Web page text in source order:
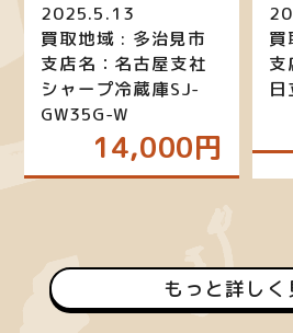
2025.5.13
買取地域 : 多治見市
支店名：名古屋支社
シャープ冷蔵庫SJ-
GW35G-W
14,000円
買
支
もっと詳しく